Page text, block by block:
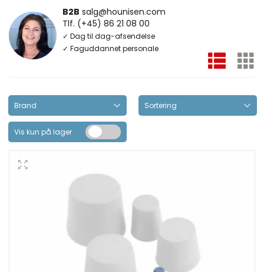
B2B salg@hounisen.com
Tlf. (+45) 86 21 08 00
✓ Dag til dag-afsendelse
✓ Faguddannet personale
Vis kun på lager